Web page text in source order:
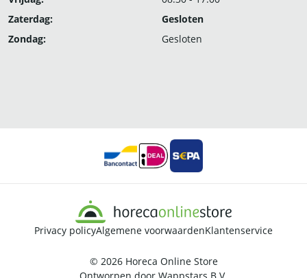
Zaterdag:
Gesloten
Zondag:
Gesloten
Privacy policyAlgemene voorwaardenKlantenservice
© 2026 Horeca Online Store